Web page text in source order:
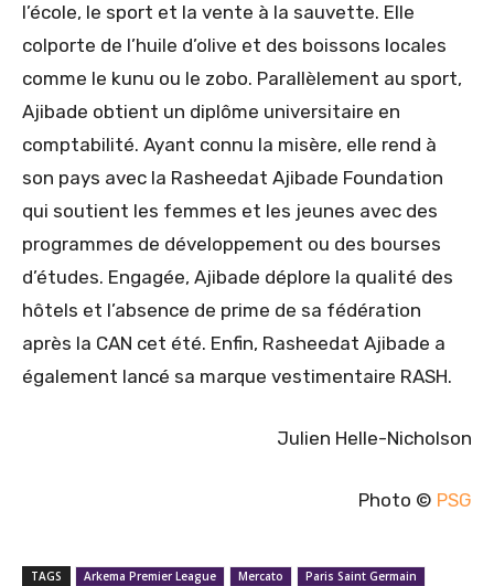
l’école, le sport et la vente à la sauvette. Elle
colporte de l’huile d’olive et des boissons locales
comme le kunu ou le zobo. Parallèlement au sport,
Ajibade obtient un diplôme universitaire en
comptabilité. Ayant connu la misère, elle rend à
son pays avec la Rasheedat Ajibade Foundation
qui soutient les femmes et les jeunes avec des
programmes de développement ou des bourses
d’études. Engagée, Ajibade déplore la qualité des
hôtels et l’absence de prime de sa fédération
après la CAN cet été. Enfin, Rasheedat Ajibade a
également lancé sa marque vestimentaire RASH.
Julien Helle-Nicholson
Photo © PSG
TAGS Arkema Premier League Mercato
Paris Saint Germain